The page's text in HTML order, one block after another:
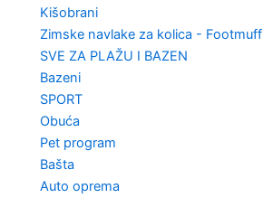
Kišobrani
Zimske navlake za kolica - Footmuff
SVE ZA PLAŽU I BAZEN
Bazeni
SPORT
Obuća
Pet program
Bašta
Auto oprema